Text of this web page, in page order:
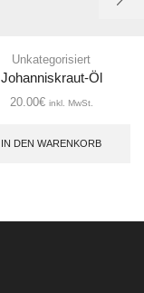
Unkategorisiert
Johanniskraut-Öl
20.00€ inkl. MwSt.
IN DEN WARENKORB